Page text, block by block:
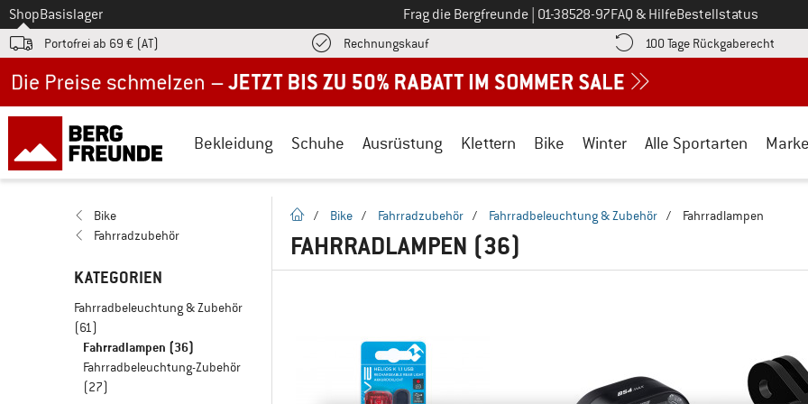
Zum
ShopBasislager Frag die Bergfreunde Ruf uns an unter
01-38528-97FAQ & HilfeBestellstatus
Portofrei ab 69 € (AT) RechnungskaufFinde die Zahlungs-Infos hier! Öffnet sich in einer Infobox
100 Tage Rückgaberecht
Bekleidung Schuhe Ausrüstung Klettern Bike Winter Alle Sportarten
Bike
Fahrradzubehör
KATEGORIEN
Fahrradbeleuchtung & Zubehör
(61)
Fahrradlampen (36)
Fahrradbeleuchtung-Zubehör
(27)
Startseite
/ Bike / Fahrradzubehör / Fahrradbeleuchtung & Zubehör / Fahrradlampen
FAHRRADLAMPEN (36)